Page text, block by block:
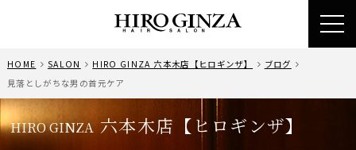
HOME SALON HIRO GINZA 六本木店【ヒロギンザ】
ブログ
見落としがちな男の首元ケア
HIRO GINZA六本木店【ヒロギンザ】